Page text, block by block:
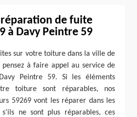
de fuite
à Davy Peintre 59
sur votre toiture dans la ville de
pensez à faire appel au service de
Peintre 59. Si les éléments
toiture sont réparables, nos
59269 vont les réparer dans les
ne sont plus réparables, ces